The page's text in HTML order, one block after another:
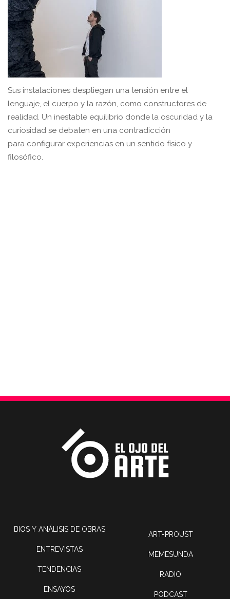
Sus instalaciones despliegan una tensión entre el
lenguaje, el cuerpo y la razón, como constructores de
realidad. Un inestable equilibrio donde la oscuridad y la
curiosidad se debaten en una contradicción
para configurar experiencias en un sentido físico y
filosófico.
BIOS Y ANÁLISIS DE OBRAS
ENTREVISTAS
TENDENCIAS
ENSAYOS
ART-PROUST
MEMESUNDA
RADIO
PODCAST